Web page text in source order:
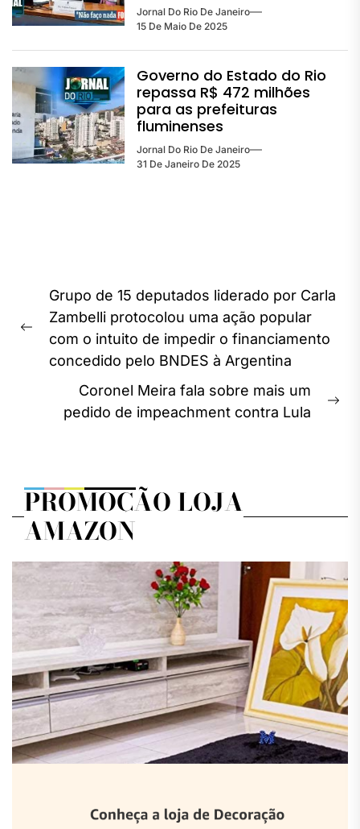
Jornal Do Rio De Janeiro
15 De Maio De 2025
Governo do Estado do Rio
repassa R$ 472 milhões
para as prefeituras
fluminenses
Jornal Do Rio De Janeiro
31 De Janeiro De 2025
Navegação
Post
Previous
post:
Grupo de 15 deputados liderado por Carla
Zambelli protocolou uma ação popular
com o intuito de impedir o financiamento
concedido pelo BNDES à Argentina
Coronel Meira fala sobre mais um
pedido de impeachment contra Lula
PROMOÇÃO LOJA
AMAZON